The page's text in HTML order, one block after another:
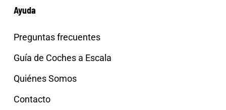
Ayuda
Preguntas frecuentes
Guía de Coches a Escala
Quiénes Somos
Contacto